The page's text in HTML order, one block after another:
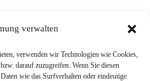
verwalten
verwenden wir Technologien wie Cookies,
darauf zuzugreifen. Wenn Sie diesen
wie das Surfverhalten oder eindeutige
die unter diesem Tag (Schlagwort)